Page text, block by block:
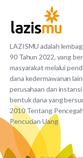
LAZISMU adalah
90 Tahun 2022, yang
masyarakat melalui
dana kedermawanan
perusahaan dan
bentuk dana yang
2010 Tentang
Pencucian Uang